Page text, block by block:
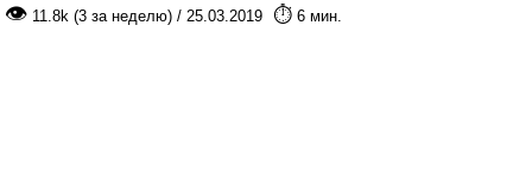
👁 11.8k (3 за неделю) / 25.03.2019 ⏱️ 6 мин.